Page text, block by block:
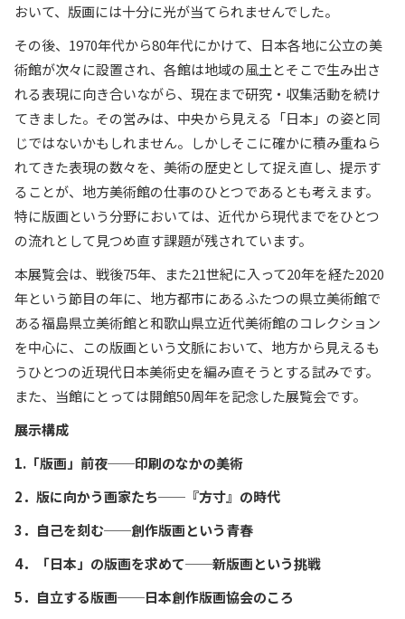
おいて、版画には十分に光が当てられませんでした。
その後、1970年代から80年代にかけて、日本各地に公立の美
術館が次々に設置され、各館は地域の風土とそこで生み出さ
れる表現に向き合いながら、現在まで研究・収集活動を続け
てきました。その営みは、中央から見える「日本」の姿と同
じではないかもしれません。しかしそこに確かに積み重ねら
れてきた表現の数々を、美術の歴史として捉え直し、提示す
ることが、地方美術館の仕事のひとつであるとも考えます。
特に版画という分野においては、近代から現代までをひとつ
の流れとして見つめ直す課題が残されています。
本展覧会は、戦後75年、また21世紀に入って20年を経た2020
年という節目の年に、地方都市にあるふたつの県立美術館で
ある福島県立美術館と和歌山県立近代美術館のコレクション
を中心に、この版画という文脈において、地方から見えるも
うひとつの近現代日本美術史を編み直そうとする試みです。
また、当館にとっては開館50周年を記念した展覧会です。
展示構成
1.「版画」前夜──印刷のなかの美術
2．版に向かう画家たち──『方寸』の時代
3．自己を刻む──創作版画という青春
4．「日本」の版画を求めて──新版画という挑戦
5．自立する版画──日本創作版画協会のころ